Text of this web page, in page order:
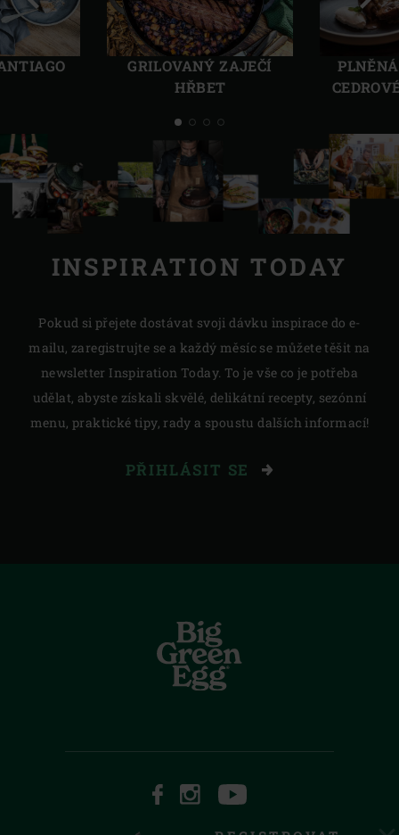
GRILOVANÝ ZAJEČÍ
HŘBET
Další
INSPIRATION TODAY
Pokud si přejete dostávat svoji dávku inspirace do e-
mailu, zaregistrujte se a každý měsíc se můžete těšit na
newsletter Inspiration Today. To je vše co je potřeba
udělat, abyste získali skvělé, delikátní recepty, sezónní
menu, praktické tipy, rady a spoustu dalších informací!
PŘIHLÁSIT SE
FACEBOOKINSTAGRAMYOUTUBE